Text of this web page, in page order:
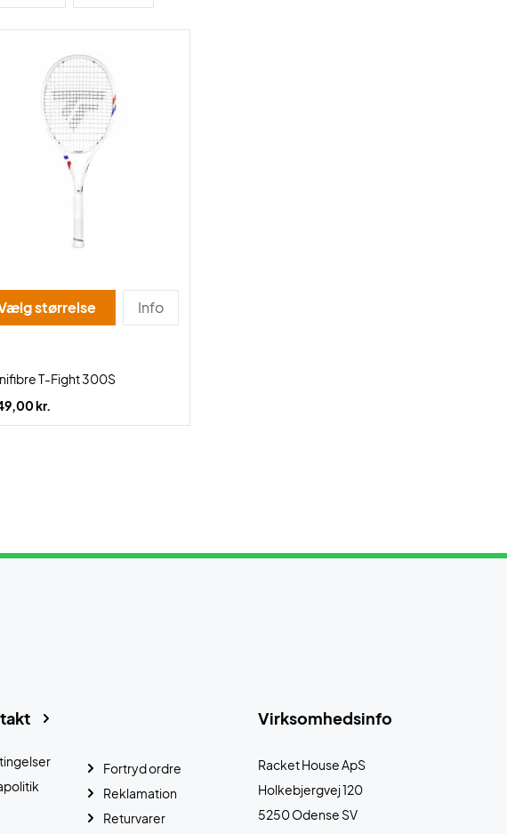
størrelse Info
T-Fight 300S
kr.
Virksomhedsinfo
Racket House ApS
Holkebjergvej 120
5250 Odense SV
Fortryd ordre
Reklamation
Returvarer